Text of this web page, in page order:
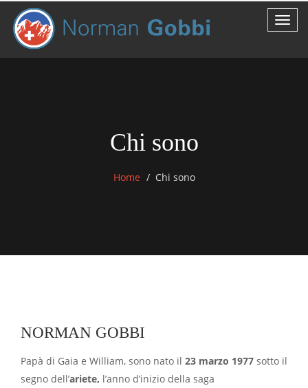
Chi sono
Home Chi sono
NORMAN GOBBI
Papà di Gaia e William, sono nato il 23 marzo 1977 sotto il
segno dell’ariete, l’anno d’inizio della saga